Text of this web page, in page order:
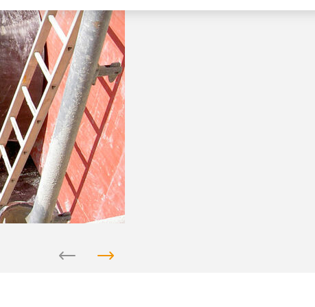
スプリング特性およびダンパ特性を持つエラストマー